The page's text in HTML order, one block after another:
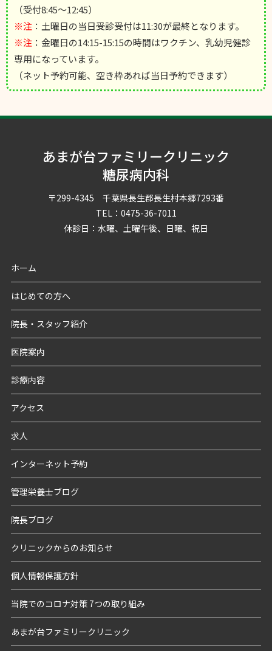
（受付8:45～12:45）
※注 ：土曜日の当日受診受付は11:30が最終となります。
※注 ：金曜日の14:15-15:15の時間はワクチン、乳幼児健診
専用になっています。
（ネット予約可能、空き枠あれば当日予約できます）
あまが台ファミリークリニック
糖尿病内科
〒299-4345 千葉県長生郡長生村本郷7293番
TEL：0475-36-7011
休診日：水曜、土曜午後、日曜、祝日
ホーム
はじめての方へ
院長・スタッフ紹介
医院案内
診療内容
アクセス
求人
インターネット予約
管理栄養士ブログ
院長ブログ
クリニックからのお知らせ
個人情報保護方針
当院でのコロナ対策 7つの取り組み
あまが台ファミリークリニック